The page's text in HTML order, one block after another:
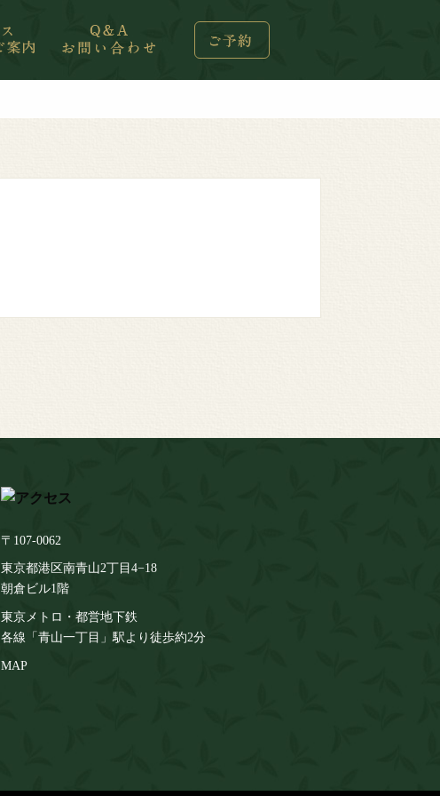
〒107-0062
東京都港区南青山2丁目4−18
朝倉ビル1階
東京メトロ・都営地下鉄
各線「青山一丁目」駅より徒歩約2分
MAP